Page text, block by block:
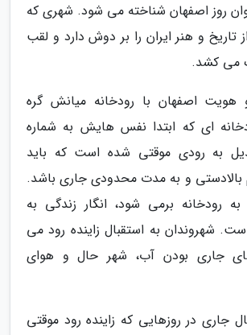
روز اصفهان شناخته می شود. شهری که
تاریخ و هنر ایران را بر دوش دارد و لقب
می کشد.
هویت اصفهان با رودخانه میانش گره
ای که ابتدا نفس هایش به شماره
به رودی موقتی شده است که باید
بالادستی و به مدت محدودی جاری باشد.
رودخانه برمی شود، انگار زندگی به
شهروندان به استقبال زاینده رود می
جاری بودن آب، شهر حال و هوای
جاری در روزهایی که زاینده رود موقتی